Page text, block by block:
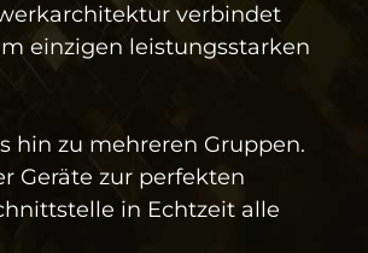
verbindet
einzigen leistungsstarken
hin zu mehreren Gruppen.
Geräte zur perfekten
in Echtzeit alle